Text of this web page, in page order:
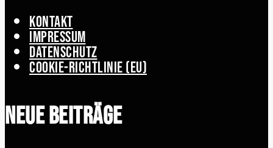
Kontakt
Impressum
Datenschutz
Cookie-Richtlinie (EU)
Neue Beiträge